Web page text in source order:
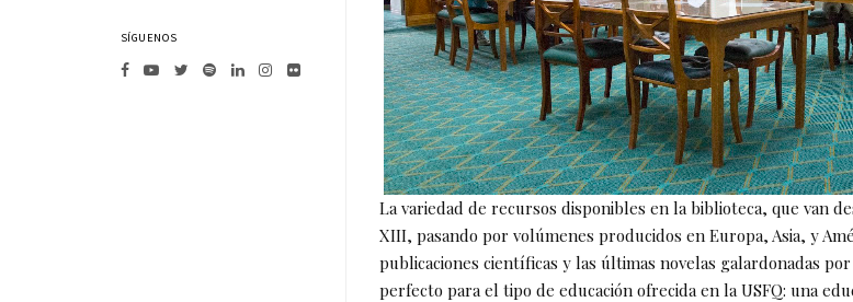
La variedad de recursos disponibles en la biblioteca, que van
XIII, pasando por volúmenes producidos en Europa, Asia, y
publicaciones científicas y las últimas novelas galardonadas
perfecto para el tipo de educación ofrecida en la USFQ: una
SÍGUENOS